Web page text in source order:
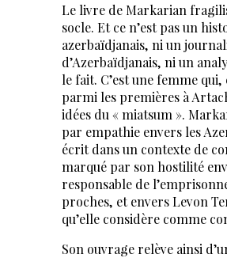
Le livre de Markarian
socle. Et ce n’est pas un
azerbaïdjanais, ni un
d’Azerbaïdjanais, ni un
le fait. C’est une femme
parmi les premières à
idées du « miatsum ».
par empathie envers les
écrit dans un contexte de
marqué par son hostilité
responsable de
proches, et envers Levon
qu’elle considère comme
Son ouvrage relève ainsi